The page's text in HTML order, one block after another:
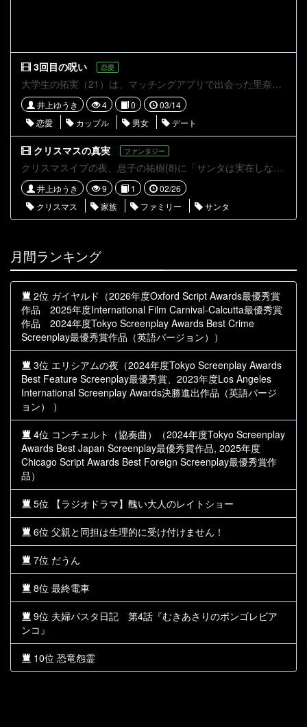
3回目の呪い 恋愛
大学生の拓実（21）は、マッチングアプリで出会った里奈（22）との3回目のデートを迎えていた。 拓実は告白するのはまだ早いと内心で思っていたが、「3回目で告白しないと逃げられる」と友人に言われており、そのチャンスを伺っていた。なかなか告白できず、帰り際に思い切って告白しようとした拓実。しかしそこに待っていたのは、里奈からの意外な返答だった。
井上ゆうき 4 0
03/14
恋愛
カップル 男女 デート
クリスマスの真実 ファンタジー
クリスマスイブの夜、息子の祐樹(8)に「サンタは実在しない」と言われた父親の涼(37)とその妻の友里(37)。涼と友里がサンタであると疑う祐樹は自室ではなく、2人と同じ部屋で寝ることに。祐樹にサンタを信じさせたい2人は、何とか祐樹に見られないよう、押入れに忍ばせたプレゼントをリビングのクリスマスツリーの下に置かねばならない。2人はツリーにプレゼントを置き、サンタの存在を信じさせることができるのか？
井上ゆうき 9 1
02/26
クリスマス
家族 ファミリー サンタ
月間ランキング
2位 ガイヤルド（2026年度Oxford Script Awards最優秀賞
作品 2025年度International Film Carnival-Calcutta最優秀賞
作品 2024年度Tokyo Screenplay Awards Best Crime
Screenplay最優秀賞作品（英語バージョン））
3位 エリシアムの夜（2024年度Tokyo Screenplay Awards
Best Feature Screenplay最優秀賞、2023年度Los Angeles
International Screenplay Awards決勝進出作品（英語バージ
ョン） ）
4位 コンチェルト（協奏曲）（2024年度Tokyo Screenplay
Awards Best Japan Screenplay最優秀賞作品, 2025年度
Chicago Script Awards Best Foreign Screenplay最優秀賞作
品）
5位 【ラジオドラマ】醜い大人のレイトショー
6位 父親と同担は生理的に受け付けません！
7位 だうん
8位 最終電車
9位 夫婦パスタ日記 第4話『むきあさりのボンゴレビア
ンコ』
10位 恐竜怨霊